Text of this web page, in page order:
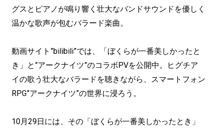
グスとピアノが鳴り響く壮大なバンドサウンドを優しく
温かな歌声が包むバラード楽曲。
動画サイト”bilibili”では、「ぼくらが一番美しかったと
き」と”アークナイツ”のコラボPVを公開中。ヒグチア
イの歌う壮大なバラードを聴きながら、スマートフォン
RPG”アークナイツ”の世界に浸ろう。
10月29日には、その「ぼくらが一番美しかったとき」